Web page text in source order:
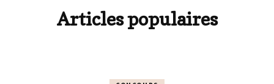
Articles populaires